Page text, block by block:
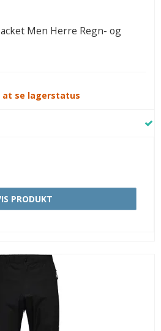
Men Herre Regn- og
se lagerstatus
PRODUKT